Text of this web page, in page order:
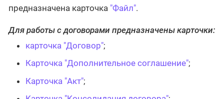
предназначена карточка "Файл".
Для работы с договорами предназначены карточки:
карточка "Договор";
Карточка "Дополнительное соглашение";
Карточка "Акт";